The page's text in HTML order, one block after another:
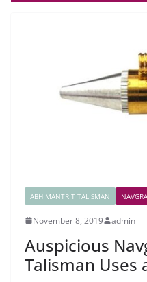
ABHIMANTRIT TALISMAN
November 8, 2019 admin
Auspicious
Talisman Uses